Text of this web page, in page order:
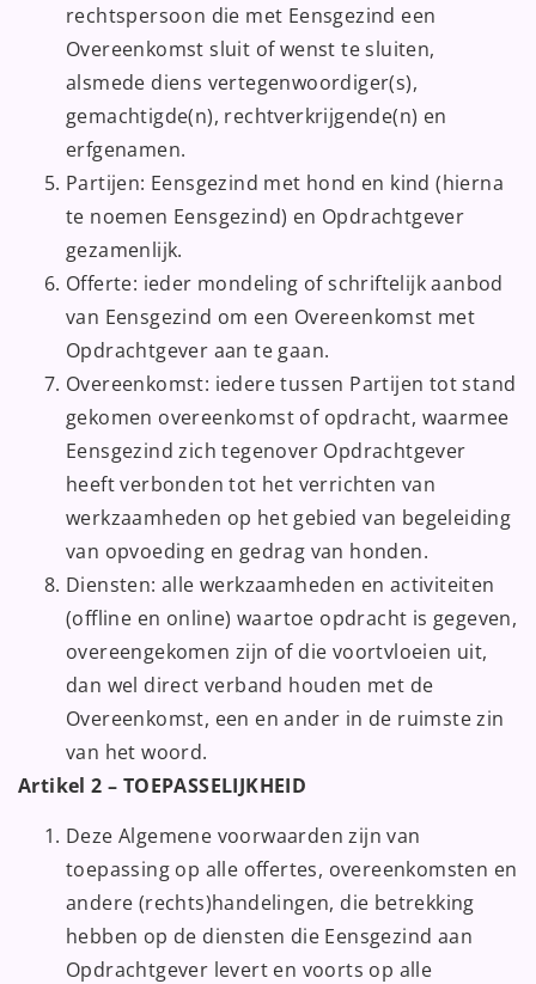
rechtspersoon die met Eensgezind een
Overeenkomst sluit of wenst te sluiten,
alsmede diens vertegenwoordiger(s),
gemachtigde(n), rechtverkrijgende(n) en
erfgenamen.
Partijen: Eensgezind met hond en kind (hierna
te noemen Eensgezind) en Opdrachtgever
gezamenlijk.
Offerte: ieder mondeling of schriftelijk aanbod
van Eensgezind om een Overeenkomst met
Opdrachtgever aan te gaan.
Overeenkomst: iedere tussen Partijen tot stand
gekomen overeenkomst of opdracht, waarmee
Eensgezind zich tegenover Opdrachtgever
heeft verbonden tot het verrichten van
werkzaamheden op het gebied van begeleiding
van opvoeding en gedrag van honden.
Diensten: alle werkzaamheden en activiteiten
(offline en online) waartoe opdracht is gegeven,
overeengekomen zijn of die voortvloeien uit,
dan wel direct verband houden met de
Overeenkomst, een en ander in de ruimste zin
van het woord.
Artikel 2 – TOEPASSELIJKHEID
Deze Algemene voorwaarden zijn van
toepassing op alle offertes, overeenkomsten en
andere (rechts)handelingen, die betrekking
hebben op de diensten die Eensgezind aan
Opdrachtgever levert en voorts op alle